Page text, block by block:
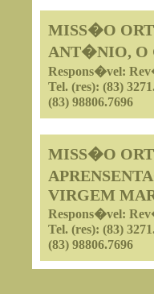
MISS�O
ANT�NIO, O
Respons�vel:
Tel. (res): (83)
(83) 98806.7696
MISS�O
VIRGEM
Respons�vel:
Tel. (res): (83)
(83) 98806.7696